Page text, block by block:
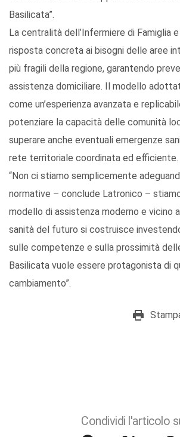
Basilicata”.
La centralità dell’Infermiere di Famiglia
risposta concreta ai bisogni delle aree
più fragili della regione, garantendo
assistenza domiciliare. Il modello
come un’esperienza avanzata e
potenziare la capacità delle comunità
superare anche eventuali emergenze
rete territoriale coordinata ed efficiente.
“Non ci stiamo semplicemente
normative – conclude Latronico –
modello di assistenza moderno e vicino
sanità del futuro si costruisce
sulle competenze e sulla prossimità
Basilicata vuole essere protagonista di
cambiamento”.
Condividi l'articolo